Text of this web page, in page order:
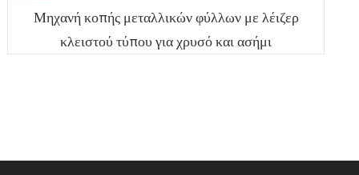
Μηχανή κοπής μεταλλικών φύλλων με λέιζερ
κλειστού τύπου για χρυσό και ασήμι